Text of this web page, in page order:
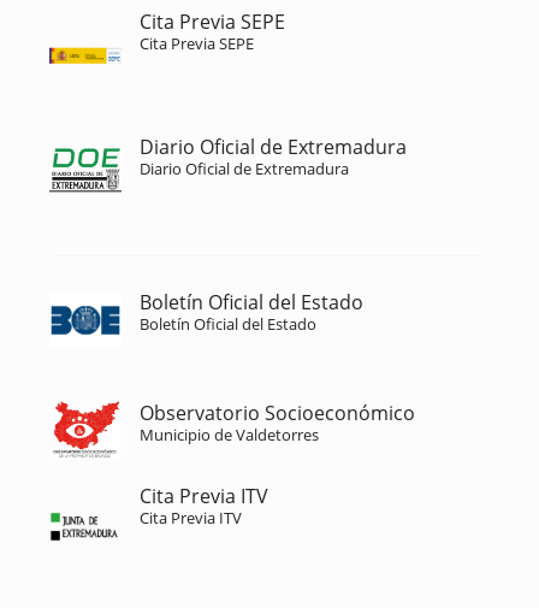
Cita Previa SEPE
Cita Previa SEPE
Diario Oficial de Extremadura
Diario Oficial de Extremadura
Boletín Oficial del Estado
Boletín Oficial del Estado
Observatorio Socioeconómico
Municipio de Valdetorres
Cita Previa ITV
Cita Previa ITV